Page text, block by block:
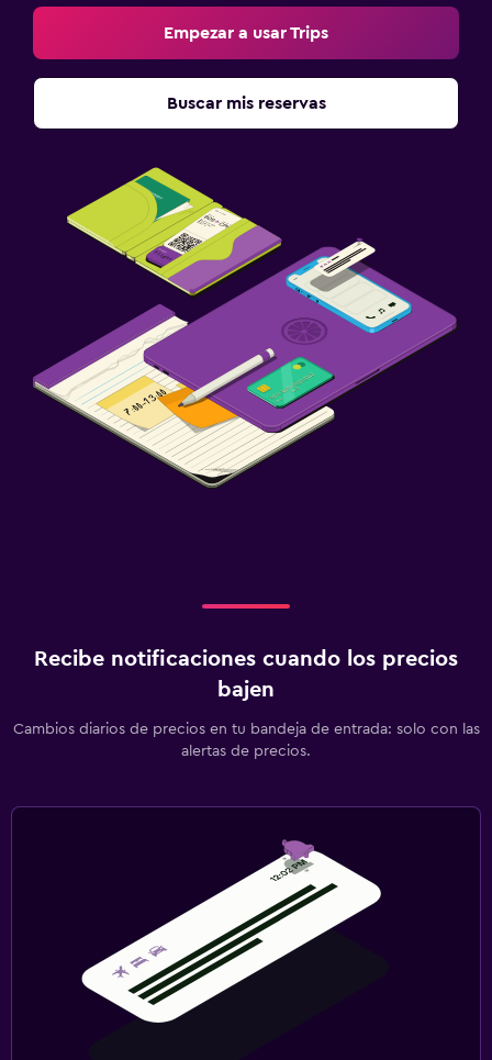
Empezar a usar Trips
Buscar mis reservas
Recibe notificaciones cuando los precios
bajen
Cambios diarios de precios en tu bandeja de entrada: solo con las
alertas de precios.